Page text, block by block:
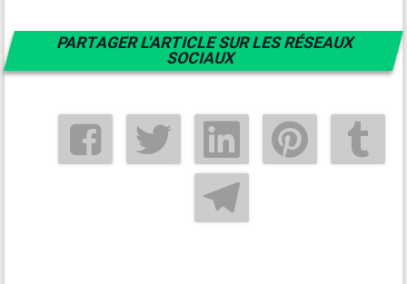
PARTAGER L'ARTICLE SUR LES RÉSEAUX
SOCIAUX